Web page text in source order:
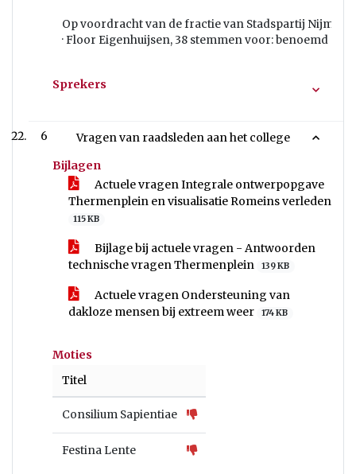
Op voordracht van de fractie van Stadspartij
· Floor Eigenhuijsen, 38 stemmen voor: benoemd
Sprekers
6
Vragen van raadsleden aan het college
Bijlagen
Actuele vragen Integrale ontwerpopgave
Thermenplein en visualisatie Romeins verleden
115 KB
Bijlage bij actuele vragen - Antwoorden
technische vragen Thermenplein
139 KB
Actuele vragen Ondersteuning van
dakloze mensen bij extreem weer
174 KB
Moties
Titel
Consilium Sapientiae
Festina Lente